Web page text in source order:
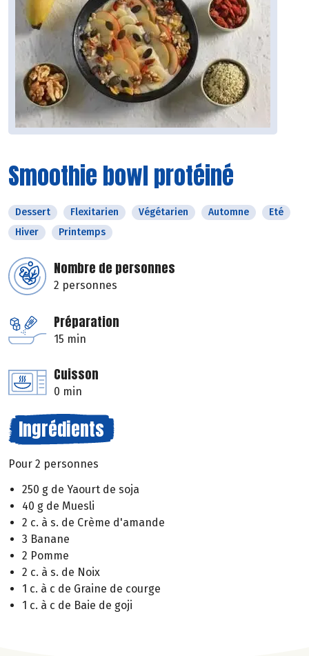
Smoothie bowl protéiné
Dessert Flexitarien Végétarien Automne
Eté
Hiver
Printemps
Nombre de personnes
2 personnes
Préparation
15 min
Cuisson
0 min
Ingrédients
Pour 2 personnes
250 g de Yaourt de soja
40 g de Muesli
2 c. à s. de Crème d'amande
3 Banane
2 Pomme
2 c. à s. de Noix
1 c. à c de Graine de courge
1 c. à c de Baie de goji